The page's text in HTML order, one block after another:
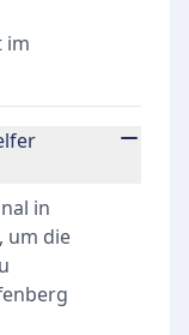
im
in
um die